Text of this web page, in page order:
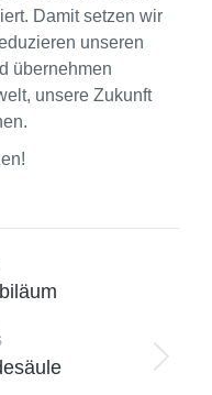
Damit setzen wir
unseren
übernehmen
unsere Zukunft